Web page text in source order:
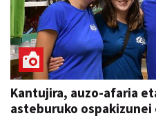
Kantujira, auzo-afaria
asteburuko